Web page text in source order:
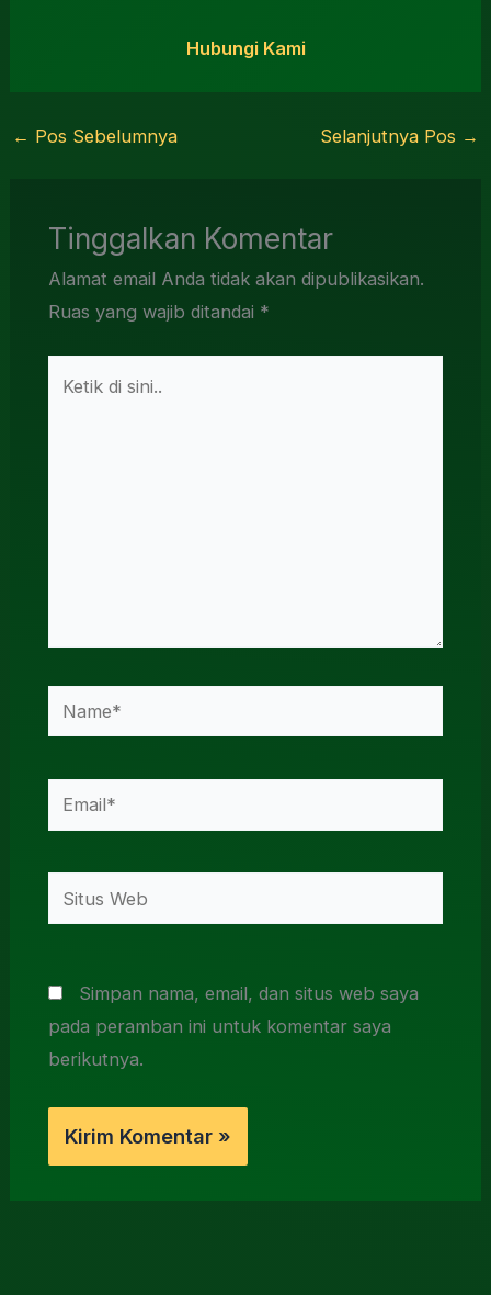
Hubungi Kami
← Pos Sebelumnya Selanjutnya Pos →
Tinggalkan Komentar
Alamat email Anda tidak akan dipublikasikan.
Ruas yang wajib ditandai *
Name*
Email*
Situs
Web
Simpan nama, email, dan situs web saya
pada peramban ini untuk komentar saya
berikutnya.